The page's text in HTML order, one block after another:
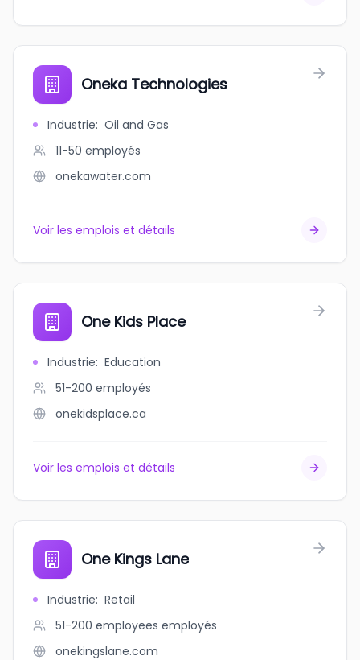
Oneka Technologies
Industrie: Oil and Gas
11-50 employés
onekawater.com
Voir les emplois et détails
One Kids Place
Industrie: Education
51-200 employés
onekidsplace.ca
Voir les emplois et détails
One Kings Lane
Industrie: Retail
51-200 employees employés
onekingslane.com